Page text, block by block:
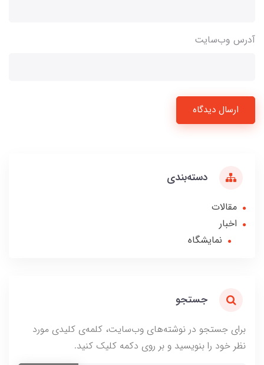
آدرس وب‌سایت
ارسال دیدگاه
دسته‌بندی
مقالات
اخبار
نمایشگاه
جستجو
برای جستجو در نوشته‌های وب‌سایت، کلمه‌ی کلیدی مورد
نظر خود را بنویسید و بر روی دکمه کلیک کنید.